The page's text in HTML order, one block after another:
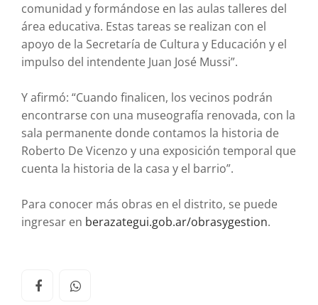
comunidad y formándose en las aulas talleres del
área educativa. Estas tareas se realizan con el
apoyo de la Secretaría de Cultura y Educación y el
impulso del intendente Juan José Mussi”.
Y afirmó: “Cuando finalicen, los vecinos podrán
encontrarse con una museografía renovada, con la
sala permanente donde contamos la historia de
Roberto De Vicenzo y una exposición temporal que
cuenta la historia de la casa y el barrio”.
Para conocer más obras en el distrito, se puede
ingresar en berazategui.gob.ar/obrasygestion.